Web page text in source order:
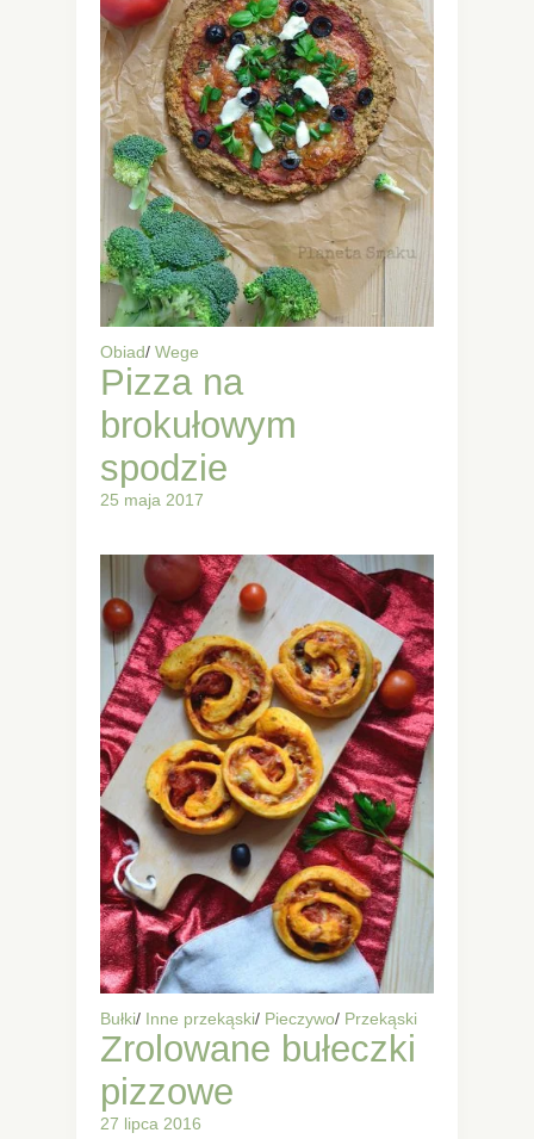
Obiad/ Wege
Pizza na
brokułowym
spodzie
25 maja 2017
Bułki/ Inne przekąski/ Pieczywo/ Przekąski
Zrolowane bułeczki
pizzowe
27 lipca 2016